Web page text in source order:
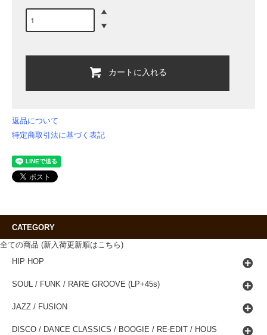
カートに入れる
返品について
特定商取引法に基づく表記
CATEGORY
全ての商品 (新入荷更新順はこちら)
HIP HOP
SOUL / FUNK / RARE GROOVE (LP+45s)
JAZZ / FUSION
DISCO / DANCE CLASSICS / BOOGIE / RE-EDIT / HOUS